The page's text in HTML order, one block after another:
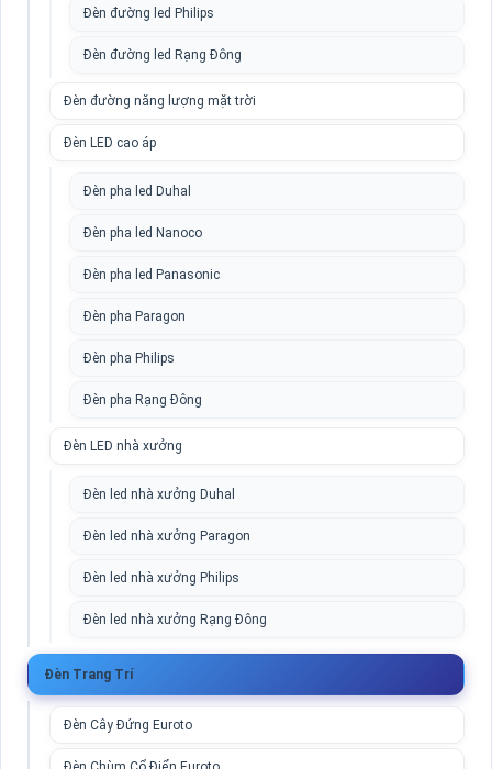
Đèn đường led Philips
Đèn đường led Rạng Đông
Đèn đường năng lượng mặt trời
Đèn LED cao áp
Đèn pha led Duhal
Đèn pha led Nanoco
Đèn pha led Panasonic
Đèn pha Paragon
Đèn pha Philips
Đèn pha Rạng Đông
Đèn LED nhà xưởng
Đèn led nhà xưởng Duhal
Đèn led nhà xưởng Paragon
Đèn led nhà xưởng Philips
Đèn led nhà xưởng Rạng Đông
Đèn Trang Trí
Đèn Cây Đứng Euroto